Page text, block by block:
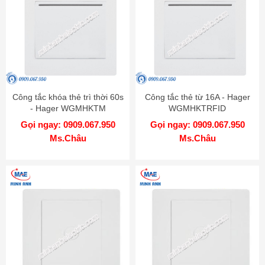
Công tắc khóa thẻ trì thời 60s
- Hager WGMHKTM
Gọi ngay: 0909.067.950
Ms.Châu
Công tắc thẻ từ 16A - Hager
WGMHKTRFID
Gọi ngay: 0909.067.950
Ms.Châu